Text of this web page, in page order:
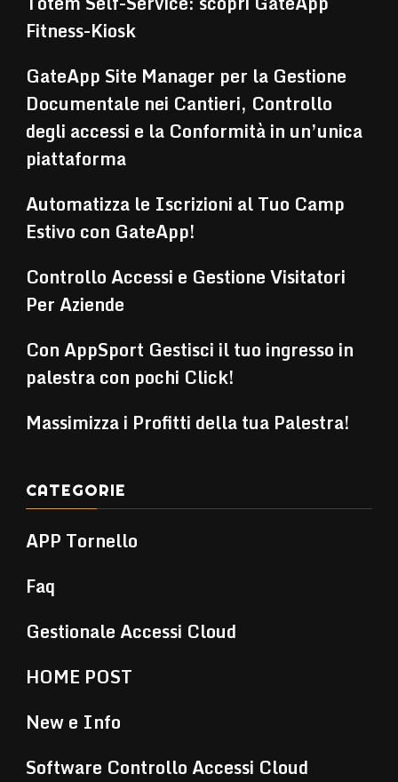
Fitness-Kiosk
GateApp Site Manager per la Gestione
Documentale nei Cantieri, Controllo
degli accessi e la Conformità in un’unica
piattaforma
Automatizza le Iscrizioni al Tuo Camp
Estivo con GateApp!
Controllo Accessi e Gestione Visitatori
Per Aziende
Con AppSport Gestisci il tuo ingresso in
palestra con pochi Click!
Massimizza i Profitti della tua Palestra!
CATEGORIE
APP Tornello
Faq
Gestionale Accessi Cloud
HOME POST
New e Info
Software Controllo Accessi Cloud